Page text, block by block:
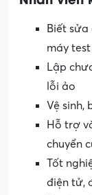
Biết
máy test
Lập
lỗi ảo
Vệ sinh,
Hỗ trợ
chuyển
Tốt
điện tử,